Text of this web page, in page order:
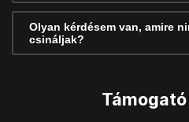
Olyan kérdésem van, amire
csináljak?